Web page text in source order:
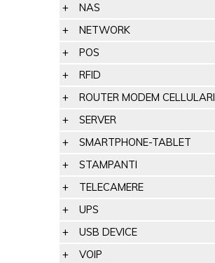
NAS
NETWORK
POS
RFID
ROUTER MODEM CELLULARI
SERVER
SMARTPHONE-TABLET
STAMPANTI
TELECAMERE
UPS
USB DEVICE
VOIP